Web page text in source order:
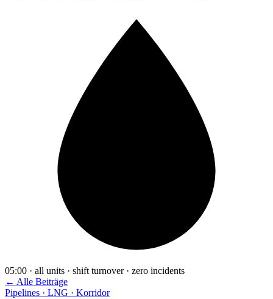
05:00 · all units · shift turnover · zero incidents
← Alle Beiträge
Pipelines · LNG · Korridor